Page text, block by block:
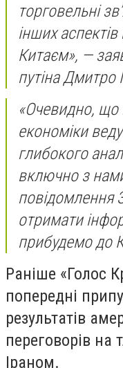
торговельні
інших
Китаєм», —
путіна Дмитро
«Очевидно, що
економіки
глибокого
включно з
повідомлення
отримати
прибудемо до
Раніше «Голос
попередні
результатів
переговорів на
Іраном.